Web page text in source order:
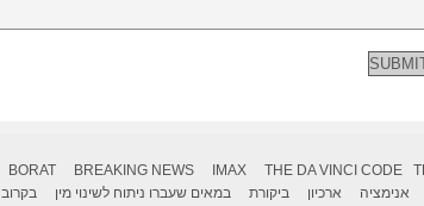
BORAT BREAKING NEWS IMAX THE DA VINCI CODE
אנימציה ארכיון ביקורת במאים שעברו ניתוח לשינוי מין בקרוב